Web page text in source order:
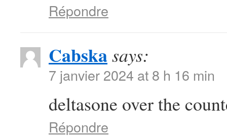
Répondre
Cabskasays:
7 janvier 2024 at 8 h 16 min
deltasone over the
Répondre